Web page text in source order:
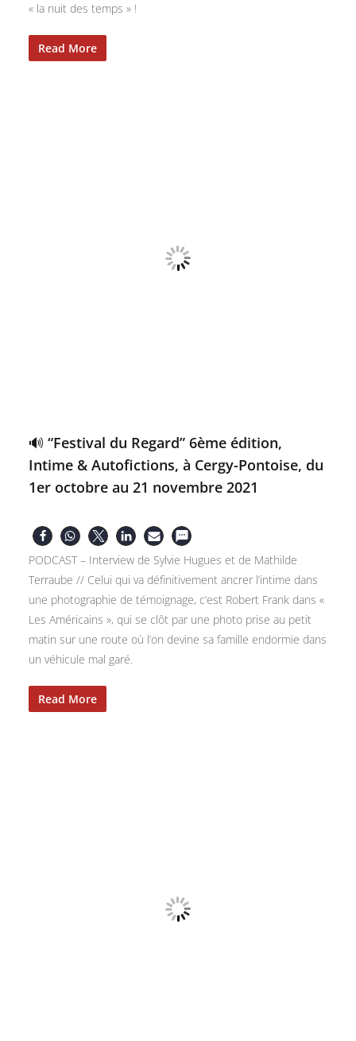
« la nuit des temps » !
Read More
🔊 “Festival du Regard” 6ème édition,
Intime & Autofictions, à Cergy-Pontoise, du
1er octobre au 21 novembre 2021
PODCAST – Interview de Sylvie Hugues et de Mathilde
Terraube // Celui qui va définitivement ancrer l’intime dans
une photographie de témoignage, c’est Robert Frank dans «
Les Américains », qui se clôt par une photo prise au petit
matin sur une route où l’on devine sa famille endormie dans
un véhicule mal garé.
Read More